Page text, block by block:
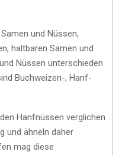
und Nüssen,
haltbaren Samen und
Nüssen unterschieden
Buchweizen-, Hanf-
Hanfnüssen verglichen
und ähneln daher
mag diese